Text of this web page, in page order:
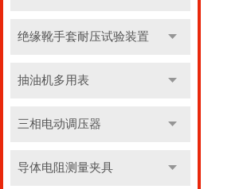
绝缘靴手套耐压试验装置
抽油机多用表
三相电动调压器
导体电阻测量夹具